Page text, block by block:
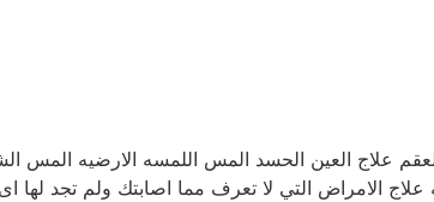
علاج العين الحسد المس اللمسه الارضيه المس
الامراض التي لا تعرف مما اصابتك ولم تجد لها